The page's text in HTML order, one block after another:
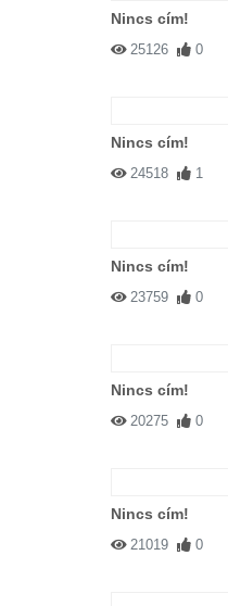
Nincs cím!
25126 0
Nincs cím!
24518 1
Nincs cím!
23759 0
Nincs cím!
20275 0
Nincs cím!
21019 0